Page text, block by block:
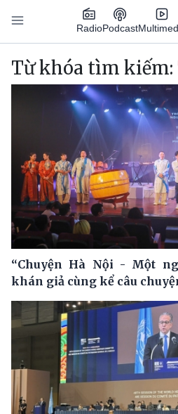
Nhảy đến nội dung
RadioPodcast
Main navigation
Từ khóa tìm kiếm:
“Chuyện Hà Nội - Một
khán giả cùng kể câu